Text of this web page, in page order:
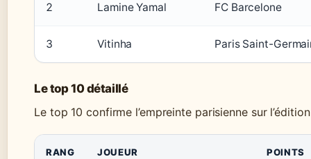
2 Lamine Yamal FC Barcelone
3 Vitinha Paris Saint-
Le top 10 détaillé
Le top 10 confirme l’empreinte parisienne sur
RANG JOUEUR POINTS